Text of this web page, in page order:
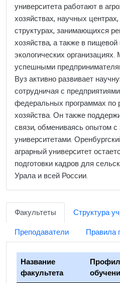
университета работают в
хозяйствах, научных
структурах, занимающихся
хозяйства, а также в
экологических организациях.
успешными
Вуз активно развивает
сотрудничая с
федеральных программах по
хозяйства. Он также
связи, обмениваясь опытом
университетами.
аграрный университет
подготовки кадров для
Урала и всей России.
Факультеты
Структура
Преподаватели
Правила
Название
факультета